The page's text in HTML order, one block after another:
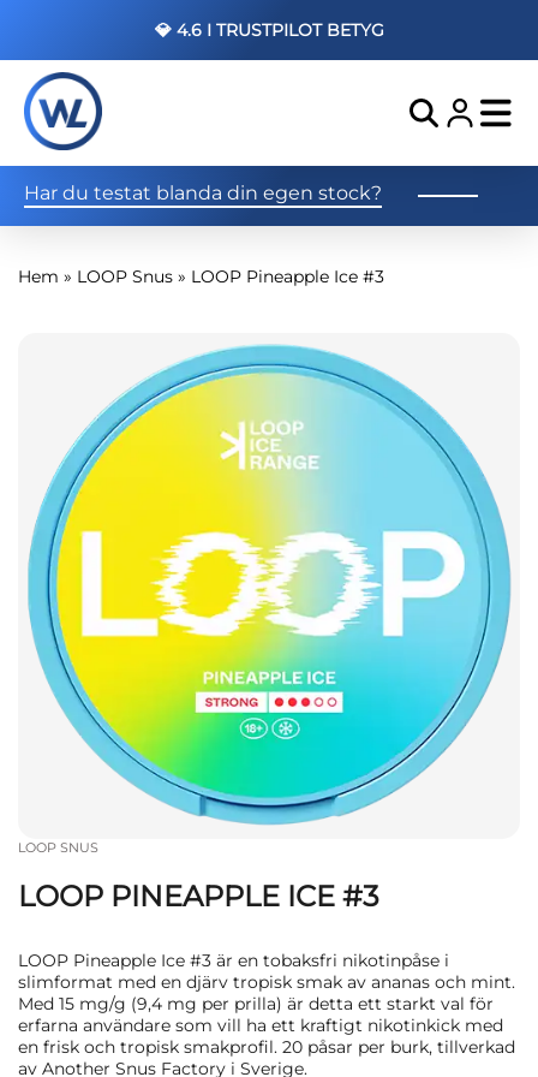
💎 4.6 I TRUSTPILOT BETYG
Har du testat blanda din egen stock?
Hem » LOOP Snus » LOOP Pineapple Ice #3
LOOP SNUS
LOOP PINEAPPLE ICE #3
LOOP Pineapple Ice #3 är en tobaksfri nikotinpåse i
slimformat med en djärv tropisk smak av ananas och mint.
Med 15 mg/g (9,4 mg per prilla) är detta ett starkt val för
erfarna användare som vill ha ett kraftigt nikotinkick med
en frisk och tropisk smakprofil. 20 påsar per burk, tillverkad
av Another Snus Factory i Sverige.